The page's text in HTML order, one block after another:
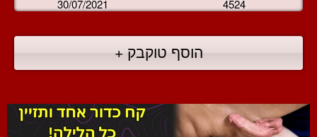
30/07/2021 4524
הוסף טוקבק +